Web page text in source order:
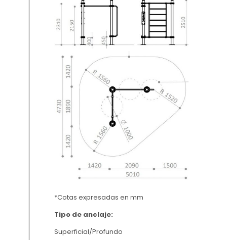
*Cotas expresadas en mm
Tipo de anclaje:
Superficial/Profundo